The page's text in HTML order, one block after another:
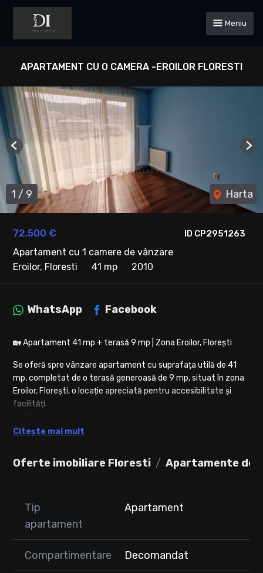
Meniu
APARTAMENT CU O CAMERA -EROILOR FLORESTI
ID CP2951263
72,500 €
Apartament cu 1 camere de vânzare
Eroilor, Floresti
41 mp 2010
1 / 9 Harta
Previous
Oferte imobiliare Floresti Apartamente de
WhatsApp Facebook
🏡 Apartament 41 mp + terasă 9 mp | Zona Eroilor, Florești
Se oferă spre vânzare apartament cu suprafața utilă de 41
mp, completat de o terasă generoasă de 9 mp, situat în zona
Eroilor, Florești, o locație apreciată pentru accesibilitate și
facilități.
hol
baie
mijloacelor de transport în comun
magazinelor
farmaciilor
băncilor
altor puncte de interes
Citește mai mult
Tip
apartament
Apartament
Compartimentare Decomandat